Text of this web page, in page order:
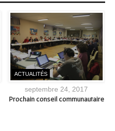
ACTUALITÉS
septembre 24, 2017
Prochain conseil communautaire